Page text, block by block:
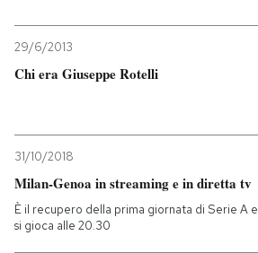
29/6/2013
Chi era Giuseppe Rotelli
31/10/2018
Milan-Genoa in streaming e in diretta tv
È il recupero della prima giornata di Serie A e
si gioca alle 20.30